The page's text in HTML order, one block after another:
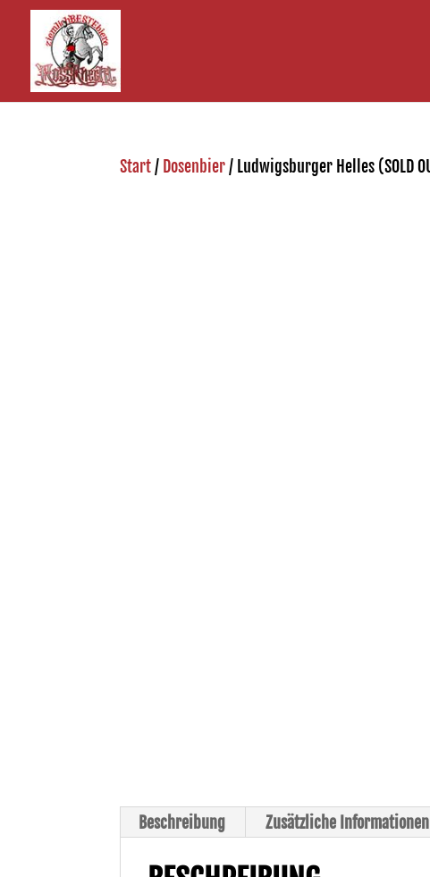
Start/ Dosenbier/ Ludwigsburger Helles (SOLD
Beschreibung Zusätzliche Informationen